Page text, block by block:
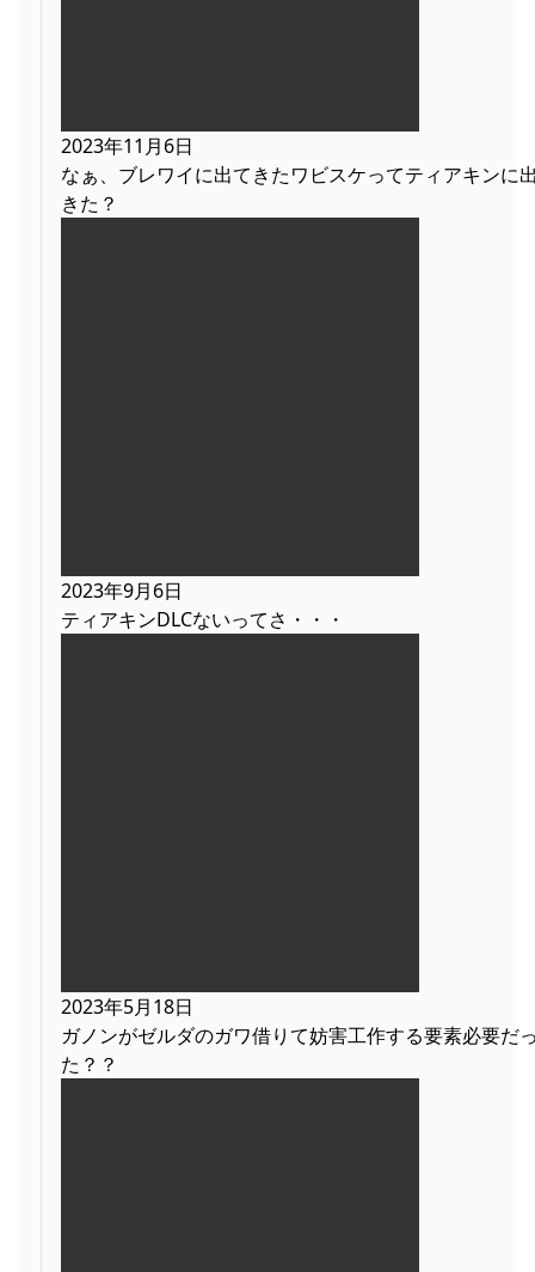
2023年11月6日
なぁ、ブレワイに出てきたワビスケってティアキンに
きた？
2023年9月6日
ティアキンDLCないってさ・・・
2023年5月18日
ガノンがゼルダのガワ借りて妨害工作する要素必要だ
た？？